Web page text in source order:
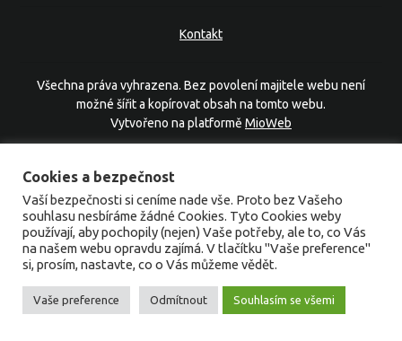
Kontakt
Všechna práva vyhrazena. Bez povolení majitele webu není
možné šířit a kopírovat obsah na tomto webu.
Vytvořeno na platformě MioWeb
Cookies a bezpečnost
Vaší bezpečnosti si ceníme nade vše. Proto bez Vašeho
souhlasu nesbíráme žádné Cookies. Tyto Cookies weby
používají, aby pochopily (nejen) Vaše potřeby, ale to, co Vás
na našem webu opravdu zajímá. V tlačítku "Vaše preference"
si, prosím, nastavte, co o Vás můžeme vědět.
Vaše preference Odmítnout Souhlasím se všemi